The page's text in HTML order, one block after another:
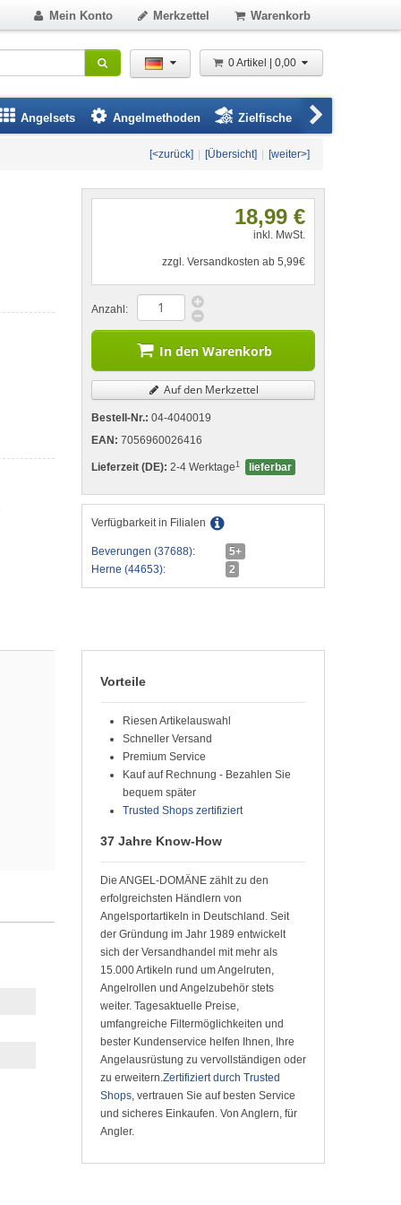
Mein Konto Merkzettel Warenkorb
0 Artikel | 0,00
Angelsets Angelmethoden Zielfische
[<zurück] [Übersicht] [weiter>]
18,99 €
inkl. MwSt.
zzgl. Versandkosten ab 5,99€
Anzahl:
In den Warenkorb
Auf den Merkzettel
Bestell-Nr.: 04-4040019
EAN: 7056960026416
Lieferzeit (DE): 2-4 Werktage 1 lieferbar
Verfügbarkeit in Filialen
Beverungen (37688):
5+
Herne (44653):
2
Vorteile
Riesen Artikelauswahl
Schneller Versand
Premium Service
Kauf auf Rechnung - Bezahlen Sie
bequem später
Trusted Shops zertifiziert
37 Jahre Know-How
Die ANGEL-DOMÄNE zählt zu den
erfolgreichsten Händlern von
Angelsportartikeln in Deutschland. Seit
der Gründung im Jahr 1989 entwickelt
sich der Versandhandel mit mehr als
15.000 Artikeln rund um Angelruten,
Angelrollen und Angelzubehör stets
weiter. Tagesaktuelle Preise,
umfangreiche Filtermöglichkeiten und
bester Kundenservice helfen Ihnen, Ihre
Angelausrüstung zu vervollständigen oder
zu erweitern.Zertifiziert durch Trusted
Shops, vertrauen Sie auf besten Service
und sicheres Einkaufen. Von Anglern, für
Angler.